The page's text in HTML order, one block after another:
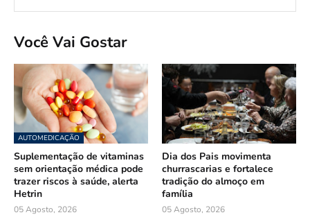
Você Vai Gostar
AUTOMEDICAÇÃO
Suplementação de vitaminas
sem orientação médica pode
trazer riscos à saúde, alerta
Hetrin
05 Agosto, 2026
Dia dos Pais movimenta
churrascarias e fortalece
tradição do almoço em
família
05 Agosto, 2026